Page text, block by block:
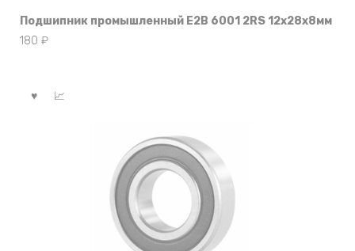
Подшипник промышленный E2B 6001 2RS 12x28x8мм
180 ₽